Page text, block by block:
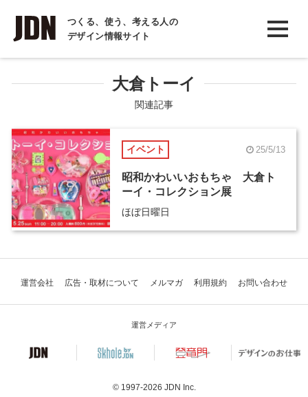
つくる、使う、考える人の
デザイン情報サイト
INTERVIEW
インタビュー
COLUMN
コラム
大倉トーイ
関連記事
イベント 25/5/13
昭和かわいいおもちゃ 大倉ト
ーイ・コレクション展
ほぼ日曜日
運営会社 広告・取材について メルマガ 利用規約 お問い合わせ
運営メディア
© 1997-2026 JDN Inc.